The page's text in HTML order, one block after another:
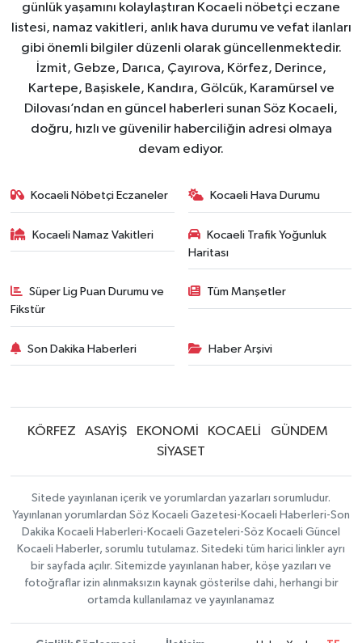
günlük yaşamını kolaylaştıran Kocaeli nöbetçi eczane
listesi, namaz vakitleri, anlık hava durumu ve vefat ilanları
gibi önemli bilgiler düzenli olarak güncellenmektedir.
İzmit, Gebze, Darıca, Çayırova, Körfez, Derince,
Kartepe, Başiskele, Kandıra, Gölcük, Karamürsel ve
Dilovası’ndan en güncel haberleri sunan Söz Kocaeli,
doğru, hızlı ve güvenilir haberciliğin adresi olmaya
devam ediyor.
Kocaeli Nöbetçi Eczaneler Kocaeli Hava Durumu
Kocaeli Namaz Vakitleri
Kocaeli Trafik Yoğunluk
Haritası
Süper Lig Puan Durumu ve
Fikstür
Tüm Manşetler
Son Dakika Haberleri Haber Arşivi
KÖRFEZ ASAYİŞ EKONOMİ KOCAELİ
GÜNDEM
SİYASET
Sitede yayınlanan içerik ve yorumlardan yazarları sorumludur.
Yayınlanan yorumlardan Söz Kocaeli Gazetesi-Kocaeli Haberleri-Son
Dakika Kocaeli Haberleri-Kocaeli Gazeteleri-Söz Kocaeli Güncel
Kocaeli Haberler, sorumlu tutulamaz. Sitedeki tüm harici linkler ayrı
bir sayfada açılır. Sitemizde yayınlanan haber, köşe yazıları ve
fotoğraflar izin alınmaksızın kaynak gösterilse dahi, herhangi bir
ortamda kullanılamaz ve yayınlanamaz